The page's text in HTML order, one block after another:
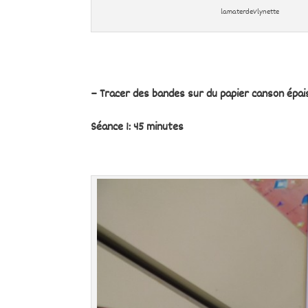
lamaterdeVlynette
– Tracer des bandes sur du papier canson
Séance 1: 45 minutes